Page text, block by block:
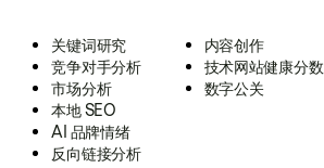
关键词研究
竞争对手分析
市场分析
本地 SEO
AI 品牌情绪
反向链接分析
内容创作
技术网站健康分数
数字公关